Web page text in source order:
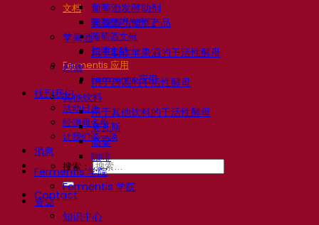
文档
啤酒技巧与窍门
葡萄酒文献
烈酒文献
Fermentis 应用
Fermentis 应用
找到我们
活动日历
经销商名单
让我们谈一谈
消息
搜索：
Contact
葡萄酒发酵助剂
葡萄酒功能性产品
苹果酒
用于制作苹果酒的干活性酵母
烈酒
用于烈酒的干活性酵母
其他饮料
用于其他饮料的干活性酵母
克瓦斯
高粱
咖啡
Fermentis 学院
Fermentis 学院
资源
知识中心